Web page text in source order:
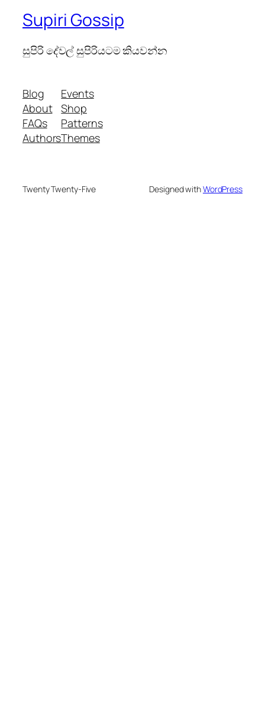
Supiri Gossip
සුපිරි දේවල් සුපිරියටම කියවන්න
Blog
About
FAQs
Authors
Events
Shop
Patterns
Themes
Twenty Twenty-Five Designed withWordPress